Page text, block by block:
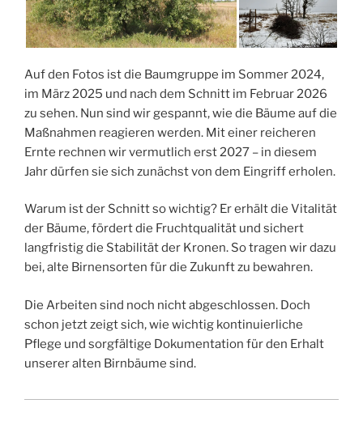
Auf den Fotos ist die Baumgruppe im Sommer 2024,
im März 2025 und nach dem Schnitt im Februar 2026
zu sehen. Nun sind wir gespannt, wie die Bäume auf die
Maßnahmen reagieren werden. Mit einer reicheren
Ernte rechnen wir vermutlich erst 2027 – in diesem
Jahr dürfen sie sich zunächst von dem Eingriff erholen.
Warum ist der Schnitt so wichtig? Er erhält die Vitalität
der Bäume, fördert die Fruchtqualität und sichert
langfristig die Stabilität der Kronen. So tragen wir dazu
bei, alte Birnensorten für die Zukunft zu bewahren.
Die Arbeiten sind noch nicht abgeschlossen. Doch
schon jetzt zeigt sich, wie wichtig kontinuierliche
Pflege und sorgfältige Dokumentation für den Erhalt
unserer alten Birnbäume sind.